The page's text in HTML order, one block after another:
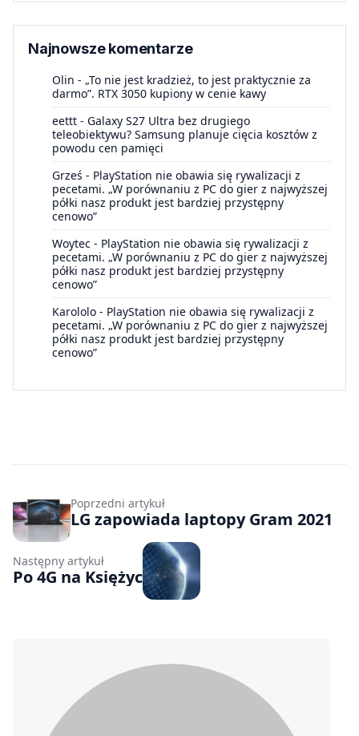
Najnowsze komentarze
Olin - „To nie jest kradzież, to jest praktycznie za
darmo”. RTX 3050 kupiony w cenie kawy
eettt - Galaxy S27 Ultra bez drugiego
teleobiektywu? Samsung planuje cięcia kosztów z
powodu cen pamięci
Grześ - PlayStation nie obawia się rywalizacji z
pecetami. „W porównaniu z PC do gier z najwyższej
półki nasz produkt jest bardziej przystępny
cenowo”
Woytec - PlayStation nie obawia się rywalizacji z
pecetami. „W porównaniu z PC do gier z najwyższej
półki nasz produkt jest bardziej przystępny
cenowo”
Karololo - PlayStation nie obawia się rywalizacji z
pecetami. „W porównaniu z PC do gier z najwyższej
półki nasz produkt jest bardziej przystępny
cenowo”
Poprzedni artykuł
LG zapowiada laptopy Gram 2021
Następny artykuł
Po 4G na Księżyc